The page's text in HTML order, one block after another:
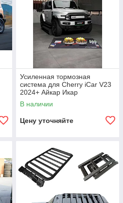
Усиленная тормозная
система для Cherry iCar V23
2024+ Айкар Икар
В наличии
Цену уточняйте